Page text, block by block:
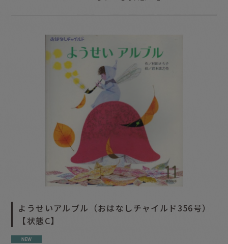
ようせいアルブル（おはなしチャイルド356号）
【状態C】